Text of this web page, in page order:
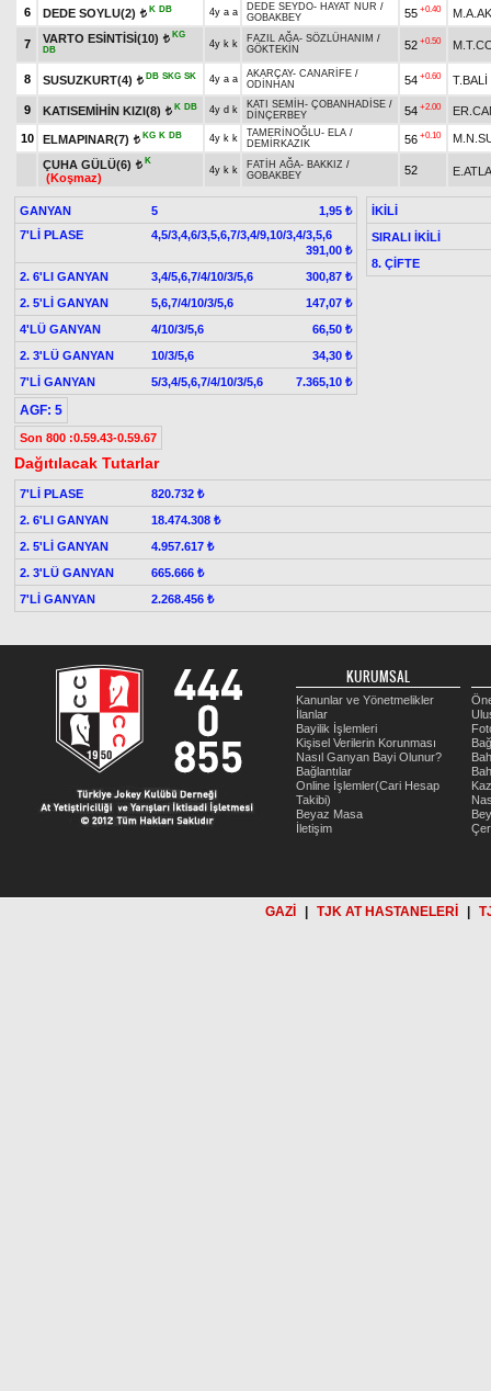
6
DEDE SOYLU(2) t K DB 4y a a DEDE SEYDO- HAYAT NUR /
GOBAKBEY
55 +0.40
7 VARTO ESİNTİSİ(10) t KG
DB
4y k k FAZIL AĞA- SÖZLÜHANIM /
GÖKTEKİN
52 +0.50
8 SUSUZKURT(4) t DB SKG SK 4y a a AKARÇAY- CANARİFE /
ODİNHAN
54 +0.60 T.BALİ
9 KATISEMİHİN KIZI(8) t K DB 4y d k KATI SEMİH - ÇOBANHADİSE /
DİNÇERBEY
54 +2.00
10 ELMAPINAR(7) t KG K DB 4y k k TAMERİNOĞLU- ELA /
DEMİRKAZIK
56 +0.10
ÇUHA GÜLÜ(6)
t K
(Koşmaz)
4y k k FATİH AĞA- BAKKIZ /
GOBAKBEY
52
GANYAN 5
1,95 ₺
7'Lİ PLASE
4,5/3,4,6/3,5,6,7/3,4/9,10/3,4/3,5,6
391,00 ₺
2. 6'LI GANYAN
3,4/5,6,7/4/10/3/5,6
300,87 ₺
2. 5'Lİ GANYAN
5,6,7/4/10/3/5,6
147,07 ₺
4'LÜ GANYAN
4/10/3/5,6
66,50 ₺
2. 3'LÜ GANYAN
10/3/5,6
34,30 ₺
7'Lİ GANYAN
5/3,4/5,6,7/4/10/3/5,6 7.365,10 ₺
İKİLİ
SIRALI İKİLİ
8. ÇİFTE
AGF: 5
Son 800 :0.59.43-0.59.67
Dağıtılacak Tutarlar
7'Lİ PLASE
820.732 ₺
2. 6'LI GANYAN
18.474.308 ₺
2. 5'Lİ GANYAN
4.957.617 ₺
2. 3'LÜ GANYAN
665.666 ₺
7'Lİ GANYAN
2.268.456 ₺
KURUMSAL
Kanunlar ve Yönetmelikler
İlanlar
Bayilik İşlemleri
Kişisel Verilerin Korunması
Nasıl Ganyan Bayi Olunur?
Bağlantılar
Online İşlemler(Cari Hesap
Takibi)
Beyaz Masa
İletişim
GAZİ TJK AT HASTANELERİ